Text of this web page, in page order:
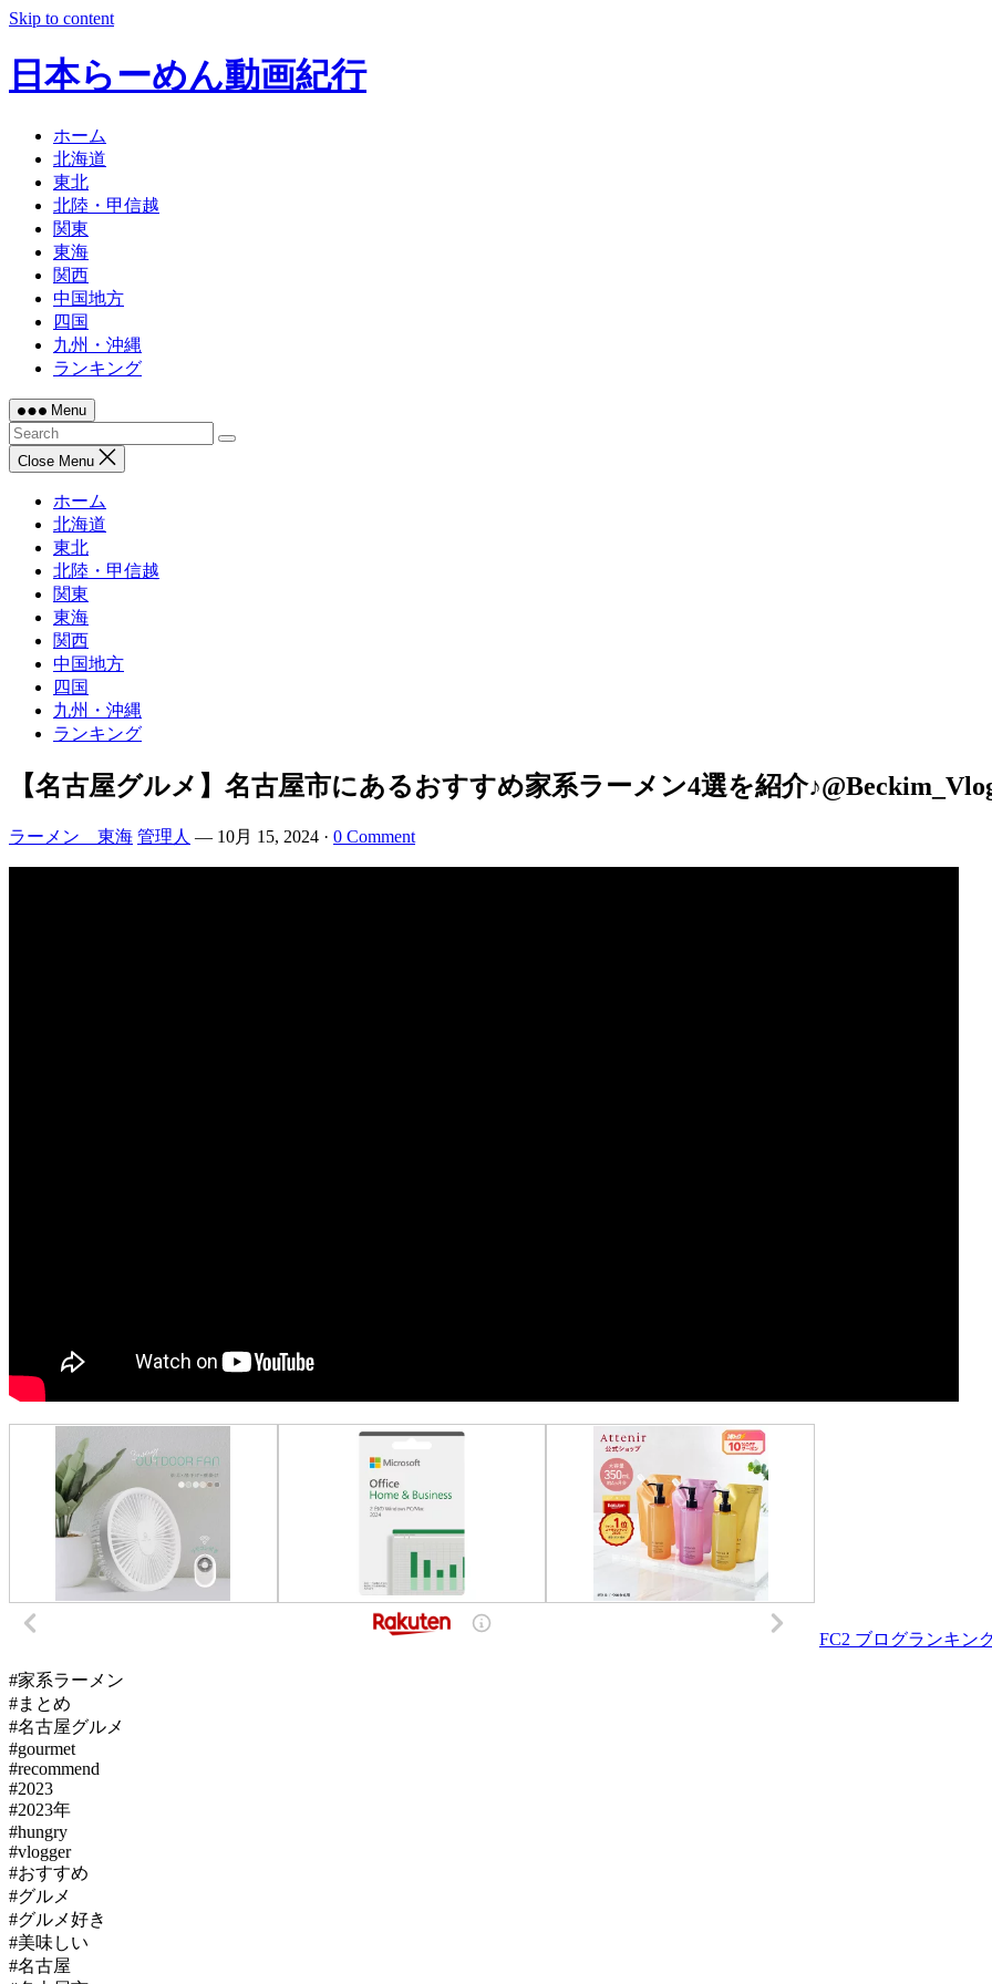
Skip to content
日本らーめん動画紀行
ホーム
北海道
東北
北陸・甲信越
関東
東海
関西
中国地方
四国
九州・沖縄
ランキング
Menu
Close Menu
ホーム
北海道
東北
北陸・甲信越
関東
東海
関西
中国地方
四国
九州・沖縄
ランキング
【名古屋グルメ】名古屋市にあるおすすめ家系ラーメン4選を紹介
ラーメン 東海 管理人 — 10月 15, 2024 · 0 Comment
FC2 ブログランキン
#家系ラーメン
#まとめ
#名古屋グルメ
#gourmet
#recommend
#2023
#2023年
#hungry
#vlogger
#おすすめ
#グルメ
#グルメ好き
#美味しい
#名古屋